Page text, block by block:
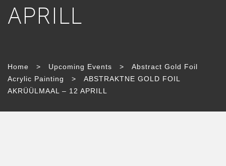
APRILL
Home > Upcoming Events >
Abstract Gold Foil
Acrylic Painting
>
ABSTRAKTNE GOLD FOIL
AKRÜÜLMAAL – 12 APRILL